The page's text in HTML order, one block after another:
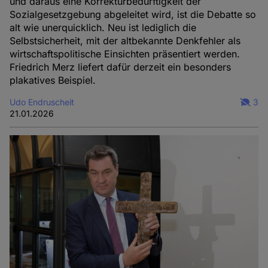
Sozialgesetzgebung abgeleitet wird, ist die Debatte so
alt wie unerquicklich. Neu ist lediglich die
Selbstsicherheit, mit der altbekannte Denkfehler als
wirtschaftspolitische Einsichten präsentiert werden.
Friedrich Merz liefert dafür derzeit ein besonders
plakatives Beispiel.
Udo Endruscheit
21.01.2026
3